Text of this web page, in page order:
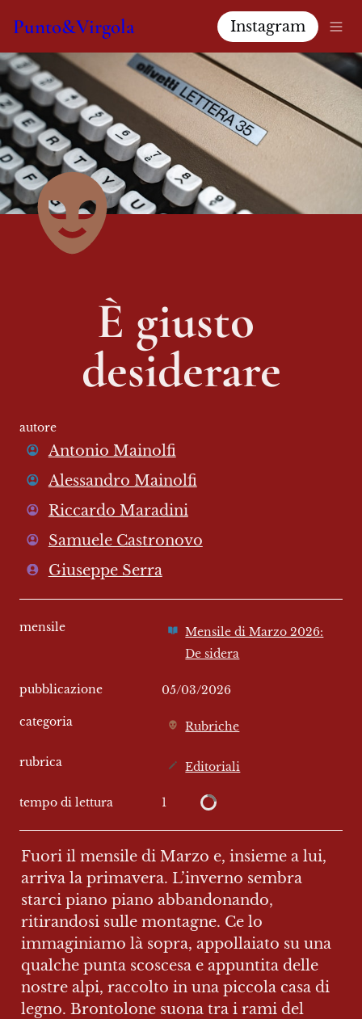
Punto&Virgola Instagram
È giusto
desiderare
autore
Antonio Mainolfi
Alessandro Mainolfi
Riccardo Maradini
Samuele Castronovo
Giuseppe Serra
mensile
Mensile di Marzo 2026:
De sidera
pubblicazione 05/03/2026
categoria Rubriche
rubrica Editoriali
tempo di lettura 1
Fuori il mensile di Marzo e, insieme a lui,
arriva la primavera. L’inverno sembra
starci piano piano abbandonando,
ritirandosi sulle montagne. Ce lo
immaginiamo là sopra, appollaiato su una
qualche punta scoscesa e appuntita delle
nostre alpi, raccolto in una piccola casa di
legno. Brontolone suona tra i rami del